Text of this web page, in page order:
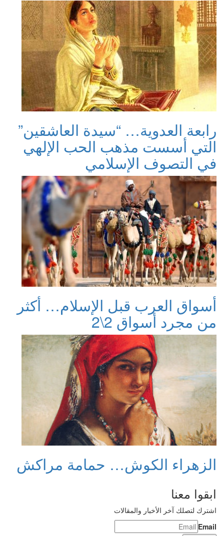
رابعة العدوية… “سيدة العاشقين”
التي أسست مذهب الحب الإلهي
في التصوف الإسلامي
أسواق العرب قبل الإسلام… أكثر
من مجرد أسواق 2\2
الزهراء الكوش… حمامة مراكش
ابقوا معنا
اشترك لتصلك آخر الأخبار والمقالات
Email